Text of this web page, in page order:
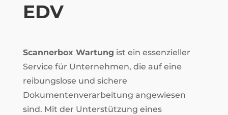
EDV
Scannerbox Wartung ist ein essenzieller
Service für Unternehmen, die auf eine
reibungslose und sichere
Dokumentenverarbeitung angewiesen
sind. Mit der Unterstützung eines